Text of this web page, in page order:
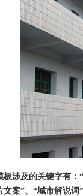
板涉及的关键字有：
文案”、“城市解说词